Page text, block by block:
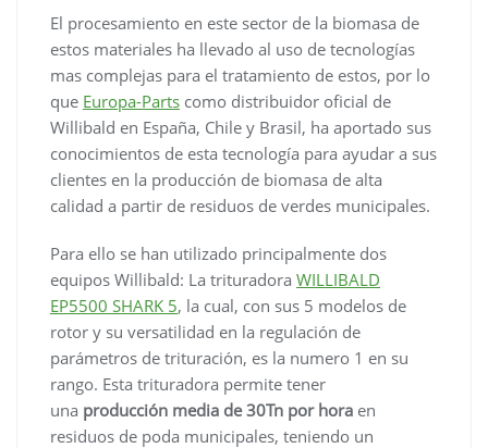
El procesamiento en este sector de la biomasa de
estos materiales ha llevado al uso de tecnologías
mas complejas para el tratamiento de estos, por lo
que Europa-Parts como distribuidor oficial de
Willibald en España, Chile y Brasil, ha aportado sus
conocimientos de esta tecnología para ayudar a sus
clientes en la producción de biomasa de alta
calidad a partir de residuos de verdes municipales.
Para ello se han utilizado principalmente dos
equipos Willibald: La trituradora WILLIBALD
EP5500 SHARK 5, la cual, con sus 5 modelos de
rotor y su versatilidad en la regulación de
parámetros de trituración, es la numero 1 en su
rango. Esta trituradora permite tener
una producción media de 30Tn por hora en
residuos de poda municipales, teniendo un